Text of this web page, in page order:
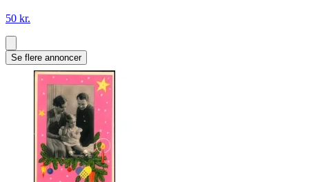
50 kr.
Se flere annoncer